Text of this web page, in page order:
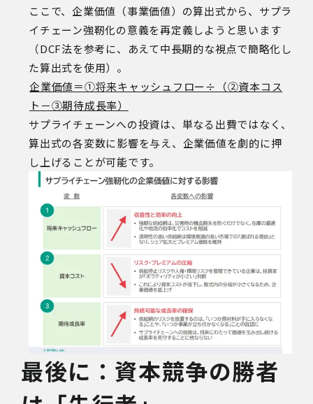
ここで、企業価値（事業価値）の算出式から、サプラ
イチェーン強靭化の意義を再定義しようと思います
（DCF法を参考に、あえて中長期的な視点で簡略化し
た算出式を使用）。
企業価値＝①将来キャッシュフロー÷（②資本コス
ト－③期待成長率）
サプライチェーンへの投資は、単なる出費ではなく、
算出式の各変数に影響を与え、企業価値を劇的に押
し上げることが可能です。
最後に：資本競争の勝者